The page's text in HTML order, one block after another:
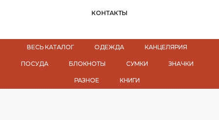
КОНТАКТЫ
ВЕСЬ КАТАЛОГ ОДЕЖДА КАНЦЕЛЯРИЯ
ПОСУДА БЛОКНОТЫ СУМКИ ЗНАЧКИ
РАЗНОЕ КНИГИ